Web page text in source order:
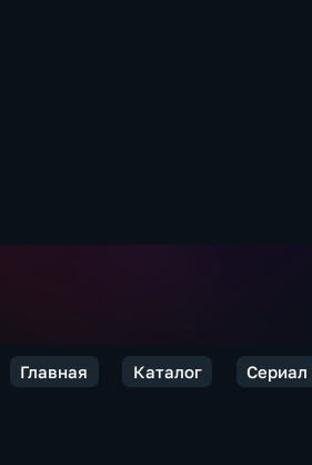
Главная Каталог Сериал